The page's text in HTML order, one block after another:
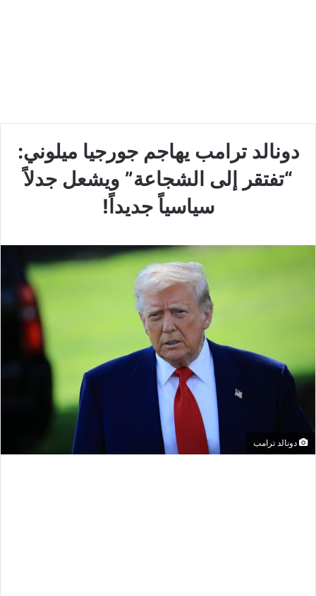
دونالد ترامب يهاجم جورجيا ميلوني:
“تفتقر إلى الشجاعة” ويشعل جدلاً
سياسياً جديداً!
دونالد ترامب